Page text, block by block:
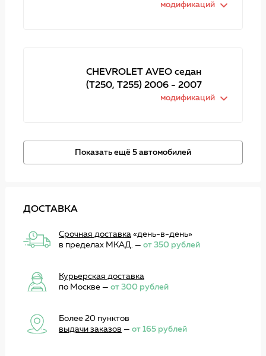
модификаций
CHEVROLET AVEO седан
(T250, T255) 2006 - 2007
модификаций
Показать ещё 5 автомобилей
ДОСТАВКА
Срочная доставка«день-в-день»
в пределах МКАД. — от 350 рублей
Курьерская доставка
по Москве — от 300 рублей
Более 20 пунктов
выдачи заказов — от 165 рублей